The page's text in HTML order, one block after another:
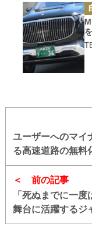
カ
テ
ゴ
リ
ー
前の記事
「死ぬまでに一度は
舞台に活躍するジ
二」
ユーザーへのマ
る高速道路の無料